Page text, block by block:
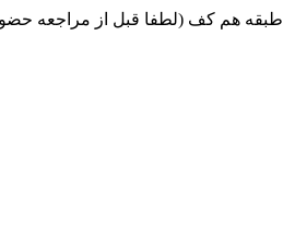
نشانی بخش انفورماتیک ایران بابکت : میدان حر . خ امام خمینی . خیابان کمالی . خیابان اسکندری جنوبی